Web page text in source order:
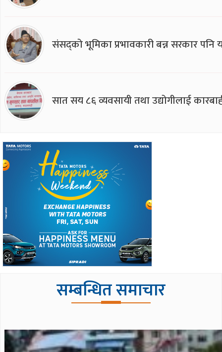
संसद्को भूमिका प्रभावकारी बन्न सरकार पनि
सात सय ८६ व्यवसायी तथा उद्योगीलाई
सम्बन्धित समाचार